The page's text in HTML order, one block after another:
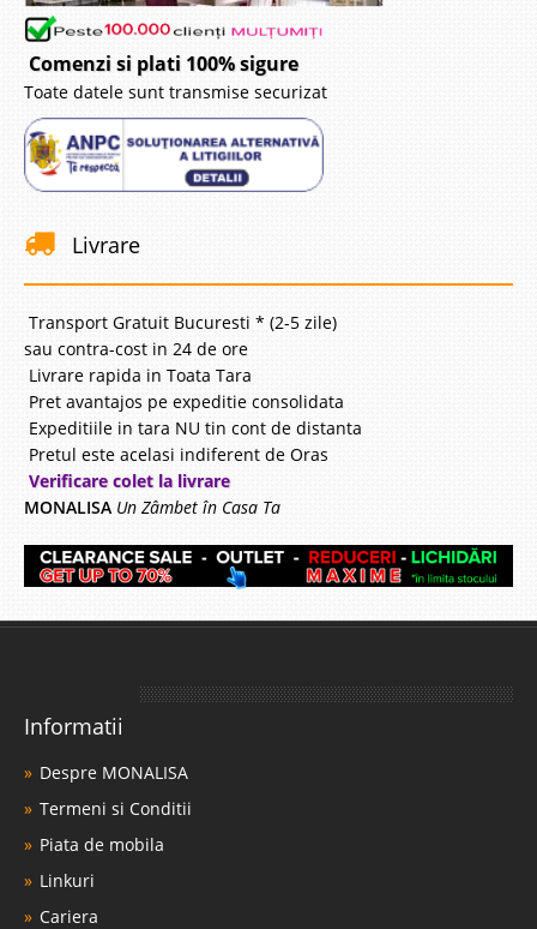
Comenzi si plati 100% sigure
Toate datele sunt transmise securizat
Livrare
Transport Gratuit Bucuresti * (2-5 zile)
sau contra-cost in 24 de ore
Livrare rapida in Toata Tara
Pret avantajos pe expeditie consolidata
Expeditiile in tara NU tin cont de distanta
Pretul este acelasi indiferent de Oras
Verificare colet la livrare
MONALISA Un Zâmbet în Casa Ta
Informatii
Despre MONALISA
Termeni si Conditii
Piata de mobila
Linkuri
Cariera